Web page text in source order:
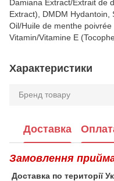
Damiana Extract/Extrait de
Extract), DMDM
Oil/Huile de menthe poivrée
Vitamin/Vitamine E
Характеристики
Бренд товару
Доставка
Замовлення
Доставка по території